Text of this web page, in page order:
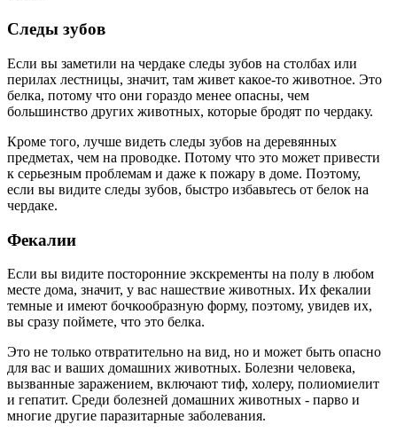
Следы зубов
Если вы заметили на чердаке следы зубов на столбах или
перилах лестницы, значит, там живет какое-то животное. Это
белка, потому что они гораздо менее опасны, чем
большинство других животных, которые бродят по чердаку.
Кроме того, лучше видеть следы зубов на деревянных
предметах, чем на проводке. Потому что это может привести
к серьезным проблемам и даже к пожару в доме. Поэтому,
если вы видите следы зубов, быстро избавьтесь от белок на
чердаке.
Фекалии
Если вы видите посторонние экскременты на полу в любом
месте дома, значит, у вас нашествие животных. Их фекалии
темные и имеют бочкообразную форму, поэтому, увидев их,
вы сразу поймете, что это белка.
Это не только отвратительно на вид, но и может быть опасно
для вас и ваших домашних животных. Болезни человека,
вызванные заражением, включают тиф, холеру, полиомиелит
и гепатит. Среди болезней домашних животных - парво и
многие другие паразитарные заболевания.